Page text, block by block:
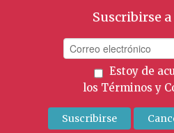
Suscribirse a
Estoy de
los Términos y